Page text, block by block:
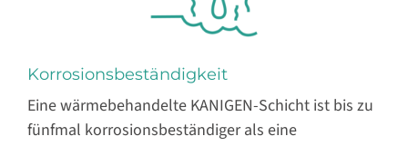
Korrosionsbeständigkeit
Eine wärmebehandelte KANIGEN-Schicht ist bis zu
fünfmal korrosionsbeständiger als eine